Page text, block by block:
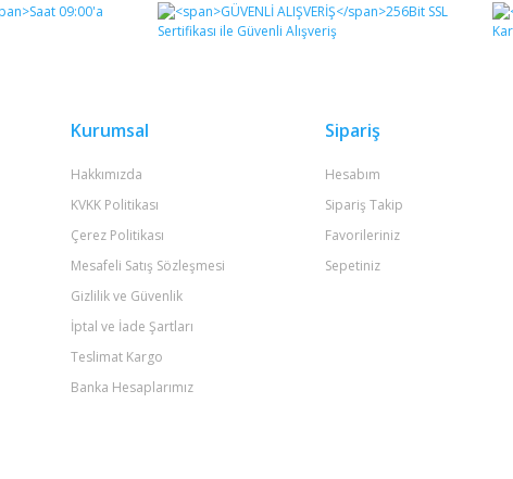
Bu ürüne ilk yorumu siz yapın!
Gönder
Kurumsal
Hakkımızda
KVKK Politikası
Çerez Politikası
Mesafeli Satış Sözleşmesi
Gizlilik ve Güvenlik
İptal ve İade Şartları
Teslimat Kargo
Banka Hesaplarımız
Sipariş
Hesabım
Sipariş Takip
Favorileriniz
Sepetiniz